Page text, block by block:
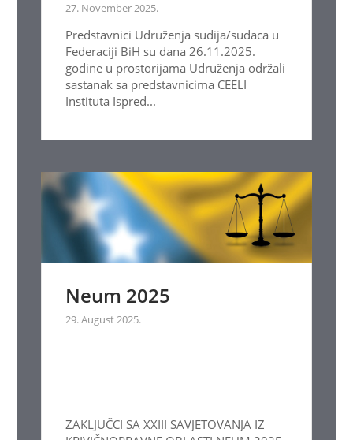
27. November 2025.
Predstavnici Udruženja sudija/sudaca u
Federaciji BiH su dana 26.11.2025.
godine u prostorijama Udruženja održali
sastanak sa predstavnicima CEELI
Instituta Ispred...
Neum 2025
29. August 2025.
ZAKLJUČCI SA XXIII SAVJETOVANJA IZ